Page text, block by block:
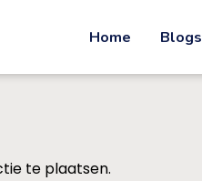
Home Blogs
te plaatsen.